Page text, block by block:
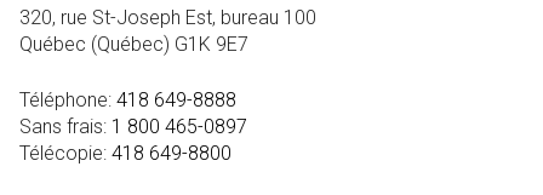
320, rue St-Joseph Est, bureau 100
Québec (Québec) G1K 9E7
Téléphone: 418 649-8888
Sans frais: 1 800 465-0897
Télécopie: 418 649-8800